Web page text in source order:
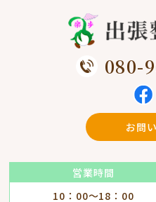
080-
お問
営業時間
10：00～18：00